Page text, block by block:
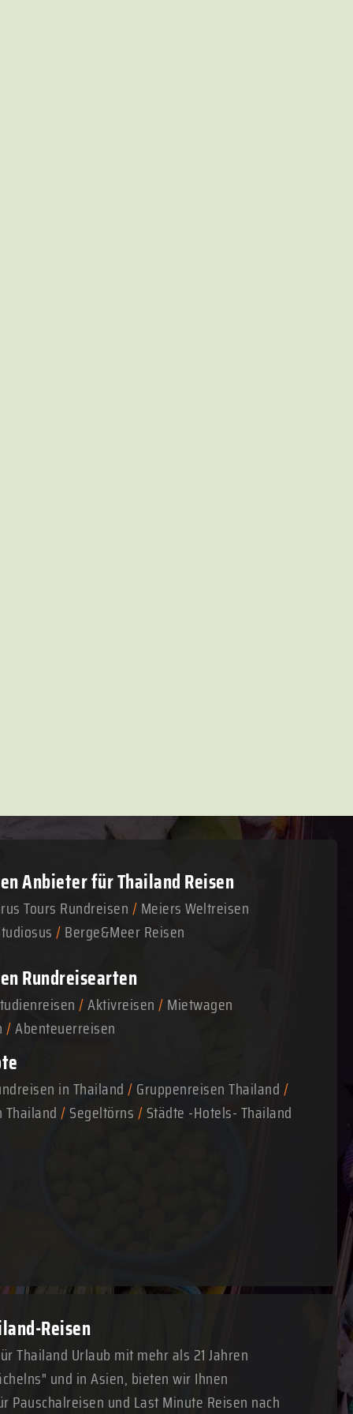
Anbieter für Thailand Reisen
Tours Rundreisen/Meiers Weltreisen
/Berge&Meer Reisen
Rundreisearten
/Aktivreisen/Mietwagen
/Abenteuerreisen
in Thailand/Gruppenreisen Thailand/
/Segeltörns/Städte -Hotels- Thailand
Reisen
Thailand Urlaub mit mehr als 21 Jahren
und in Asien, bieten wir Ihnen
Pauschalreisen und Last Minute Reisen nach